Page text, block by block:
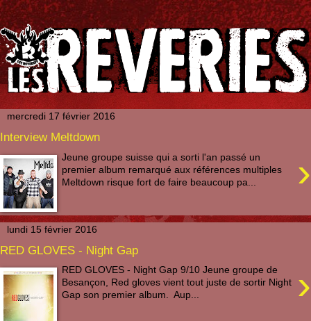
mercredi 17 février 2016
Interview Meltdown
›
Jeune groupe suisse qui a sorti l'an passé un
premier album remarqué aux références multiples
Meltdown risque fort de faire beaucoup pa...
lundi 15 février 2016
RED GLOVES - Night Gap
›
RED GLOVES - Night Gap 9/10 Jeune groupe de
Besançon, Red gloves vient tout juste de sortir Night
Gap son premier album. Aup...